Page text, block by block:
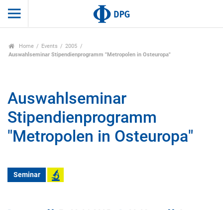
Home Events
2005
Auswahlseminar Stipendienprogramm "Metropolen in Osteuropa"
Auswahlseminar
Stipendienprogramm
"Metropolen in Osteuropa"
Seminar